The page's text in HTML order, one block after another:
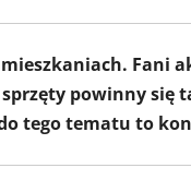
Fani
powinny się
tego tematu to